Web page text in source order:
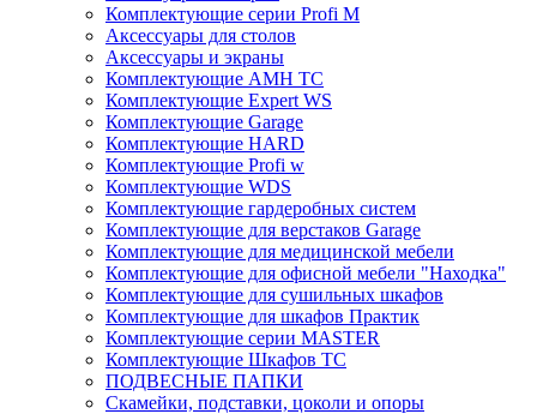
Комплектующие серии Profi M
Аксессуары для столов
Аксессуары и экраны
Комплектующие AMH TC
Комплектующие Expert WS
Комплектующие Garage
Комплектующие HARD
Комплектующие Profi w
Комплектующие WDS
Комплектующие гардеробных систем
Комплектующие для верстаков Garage
Комплектующие для медицинской мебели
Комплектующие для офисной мебели "Находка"
Комплектующие для сушильных шкафов
Комплектующие для шкафов Практик
Комплектующие серии MASTER
Комплектующие Шкафов ТС
ПОДВЕСНЫЕ ПАПКИ
Скамейки, подставки, цоколи и опоры